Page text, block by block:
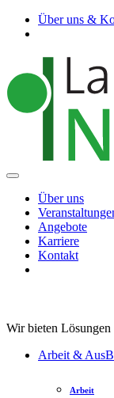
Über uns &
Über uns
Angebote
Karriere
Kontakt
Wir bieten
Arbeit &
Arbeit